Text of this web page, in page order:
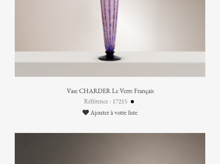
Vase CHARDER Le Verre Français
Référence : 17215
Ajouter à votre liste